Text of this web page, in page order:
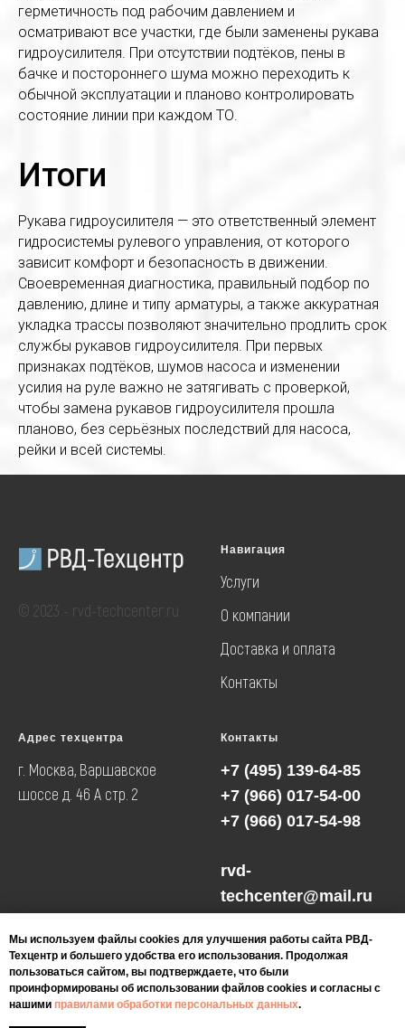
Мы используем файлы cookies для улучшения работы сайта РВД-
Техцентр и большего удобства его использования. Продолжая
пользоваться сайтом, вы подтверждаете, что были
проинформированы об использовании файлов cookies и согласны с
нашими правилами обработки персональных данных.
герметичность под рабочим давлением и
осматривают все участки, где были заменены рукава
гидроусилителя. При отсутствии подтёков, пены в
бачке и постороннего шума можно переходить к
обычной эксплуатации и планово контролировать
состояние линии при каждом ТО.
Итоги
Рукава гидроусилителя — это ответственный элемент
гидросистемы рулевого управления, от которого
зависит комфорт и безопасность в движении.
Своевременная диагностика, правильный подбор по
давлению, длине и типу арматуры, а также аккуратная
укладка трассы позволяют значительно продлить срок
службы рукавов гидроусилителя. При первых
признаках подтёков, шумов насоса и изменении
усилия на руле важно не затягивать с проверкой,
чтобы замена рукавов гидроусилителя прошла
планово, без серьёзных последствий для насоса,
рейки и всей системы.
© 2023 - rvd-techcenter.ru
Навигация
Услуги
О компании
Доставка и оплата
Контакты
Адрес техцентра
г. Москва, Варшавское
шоссе д. 46 А cтр. 2
Контакты
+7 (495) 139-64-85
+7 (966) 017-54-00
+7 (966) 017-54-98
rvd-
techcenter@mail.ru
Разработка и
Политика